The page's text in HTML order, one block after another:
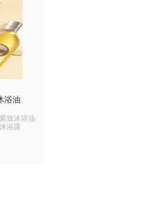
浴油
致沐浴油
浴露